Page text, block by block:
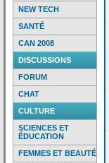
NEW TECH
SANTÉ
CAN 2008
DISCUSSIONS
FORUM
CHAT
CULTURE
SCIENCES ET
ÉDUCATION
FEMMES ET BEAUTÉ